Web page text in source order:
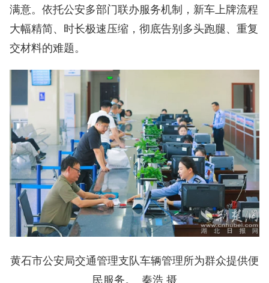
满意。依托公安多部门联办服务机制，新车上牌流程
大幅精简、时长极速压缩，彻底告别多头跑腿、重复
交材料的难题。
黄石市公安局交通管理支队车辆管理所为群众提供便
民服务。 秦浩 摄